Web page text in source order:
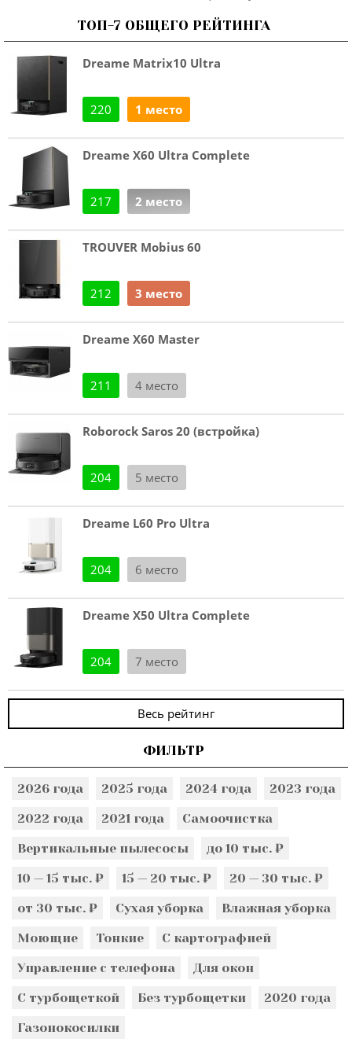
ТОП-7 ОБЩЕГО РЕЙТИНГА
Dreame Matrix10 Ultra
220 1 место
Dreame X60 Ultra Complete
217 2 место
TROUVER Mobius 60
212 3 место
Dreame X60 Master
211 4 место
Roborock Saros 20 (встройка)
204 5 место
Dreame L60 Pro Ultra
204 6 место
Dreame X50 Ultra Complete
204 7 место
Весь рейтинг
ФИЛЬТР
2026 года 2025 года 2024 года
2023 года
2022 года
2021 года
Самоочистка
Вертикальные пылесосы
до 10 тыс. ₽
10 — 15 тыс. ₽
15 — 20 тыс. ₽
20 — 30 тыс. ₽
от 30 тыс. ₽
Сухая уборка
Влажная уборка
Моющие
Тонкие
С картографией
Управление с телефона
Для окон
С турбощеткой
Без турбощетки
2020 года
Газонокосилки